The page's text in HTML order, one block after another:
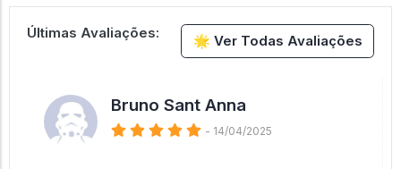
🌟 Ver Todas Avaliações
Últimas Avaliações:
Bruno Sant Anna
- 14/04/2025